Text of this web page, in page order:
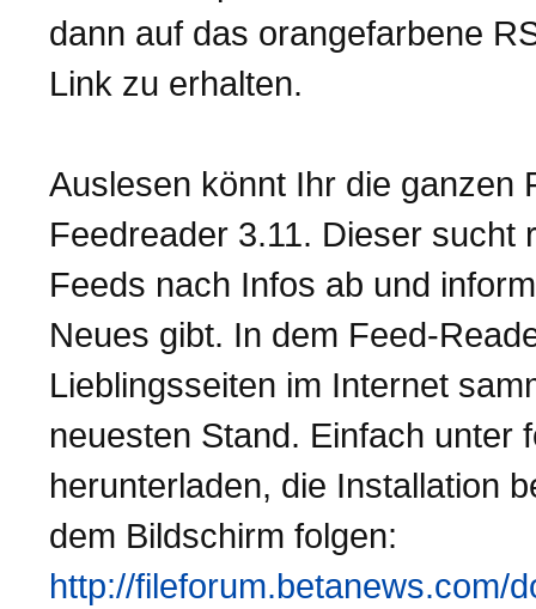
dann auf das orangefarbene
Link zu erhalten.
Auslesen könnt Ihr die ganzen
Feedreader 3.11. Dieser sucht
Feeds nach Infos ab und
Neues gibt. In dem Feed-
Lieblingsseiten im Internet
neuesten Stand. Einfach unter
herunterladen, die Installation
dem Bildschirm folgen:
http://fileforum.betanews.com/